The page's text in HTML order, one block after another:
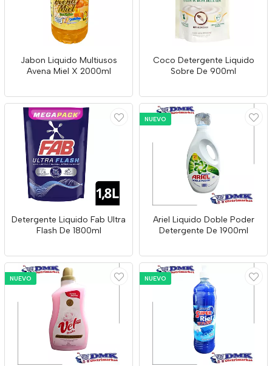
Jabon Liquido Multiusos
Avena Miel X 2000ml
Coco Detergente Liquido
Sobre De 900ml
Detergente Liquido Fab Ultra
Flash De 1800ml
NUEVO
Ariel Liquido Doble Poder
Detergente De 1900ml
NUEVO NUEVO